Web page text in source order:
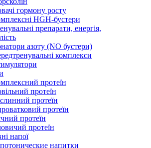
гормону росту
HGH-бустери
препарати, енергія,
азоту (NO бустери)
комплекси
протеїн
протеїн
протеїн
протеїн
протеїн
протеїн
напої
напитки